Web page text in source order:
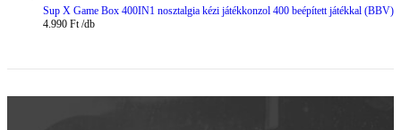
Sup X Game Box 400IN1 nosztalgia kézi játékkonzol 400 beépített játékkal (BBV)
4.990 Ft